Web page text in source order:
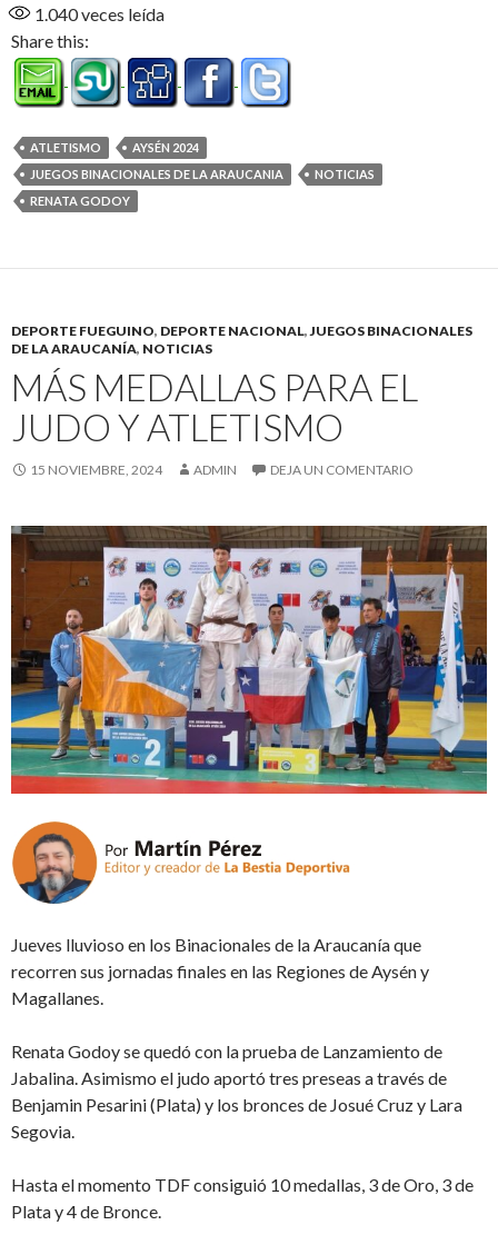
1.040veces leída
Share this:
ATLETISMO
AYSÉN 2024
JUEGOS BINACIONALES DE LA ARAUCANIA
NOTICIAS
RENATA GODOY
DEPORTE FUEGUINO, DEPORTE NACIONAL,JUEGOS BINACIONALES
DE LA ARAUCANÍA, NOTICIAS
MÁS MEDALLAS PARA EL
JUDO Y ATLETISMO
15 NOVIEMBRE, 2024 ADMIN DEJA UN COMENTARIO
Jueves lluvioso en los Binacionales de la Araucanía que
recorren sus jornadas finales en las Regiones de Aysén y
Magallanes.
Renata Godoy se quedó con la prueba de Lanzamiento de
Jabalina. Asimismo el judo aportó tres preseas a través de
Benjamin Pesarini (Plata) y los bronces de Josué Cruz y Lara
Segovia.
Hasta el momento TDF consiguió 10 medallas, 3 de Oro, 3 de
Plata y 4 de Bronce.